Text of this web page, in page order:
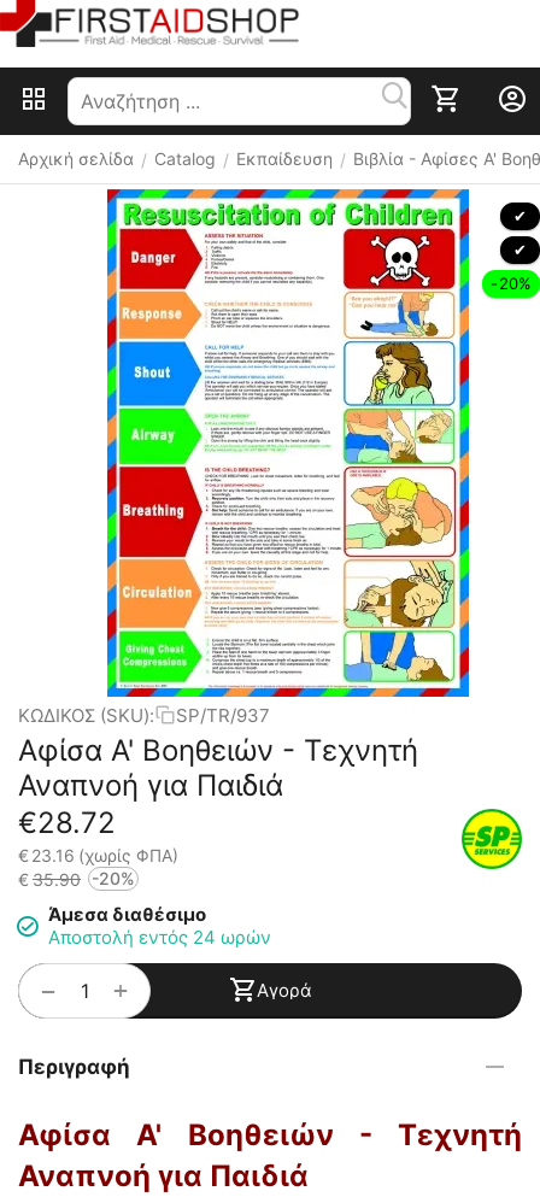
Αρχική σελίδα / Catalog / Εκπαίδευση / Βιβλία - Αφίσες Α'
✔
✔
-20%
ΚΩΔΙΚΟΣ (SKU): SP/TR/937
Αφίσα Α' Βοηθειών - Τεχνητή
Αναπνοή για Παιδιά
€28.72
€23.16 (χωρίς ΦΠΑ)
€35.90 -20%
Άμεσα διαθέσιμο
Αποστολή εντός 24 ωρών
+
− Αγορά
Περιγραφή
Αφίσα Α' Βοηθειών - Τεχνητή
Αναπνοή για Παιδιά